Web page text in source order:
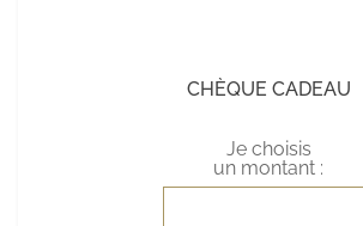
CHÈQUE CADEAU
Je choisis
un montant :